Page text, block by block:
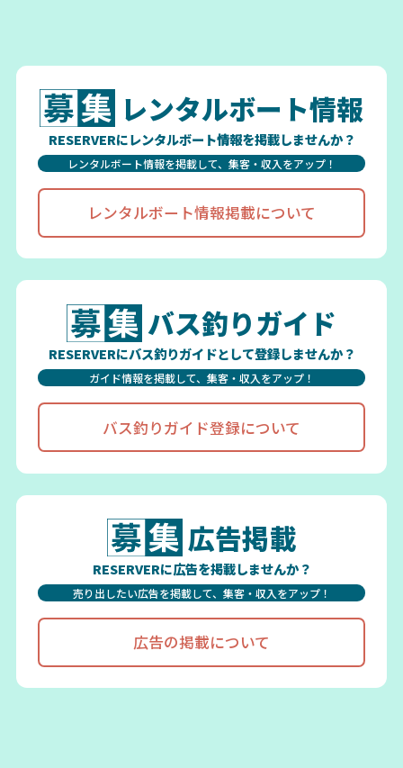
レンタルボート情報
RESERVERにレンタルボート情報を掲載しませんか？
レンタルボート情報を掲載して、集客・収入をアップ！
レンタルボート情報掲載について
バス釣りガイド
RESERVERにバス釣りガイドとして登録しませんか？
ガイド情報を掲載して、集客・収入をアップ！
バス釣りガイド登録について
広告掲載
RESERVERに広告を掲載しませんか？
売り出したい広告を掲載して、集客・収入をアップ！
広告の掲載について